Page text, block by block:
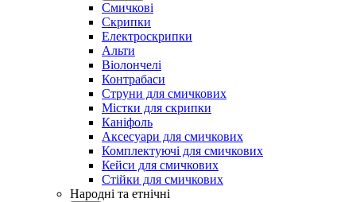
Смичкові
Скрипки
Електроскрипки
Альти
Віолончелі
Контрабаси
Струни для смичкових
Містки для скрипки
Каніфоль
Аксесуари для смичкових
Комплектуючі для смичкових
Кейси для смичкових
Стійки для смичкових
Народні та етнічні